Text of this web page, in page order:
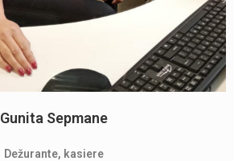
Gunita Sepmane
Dežurante, kasiere